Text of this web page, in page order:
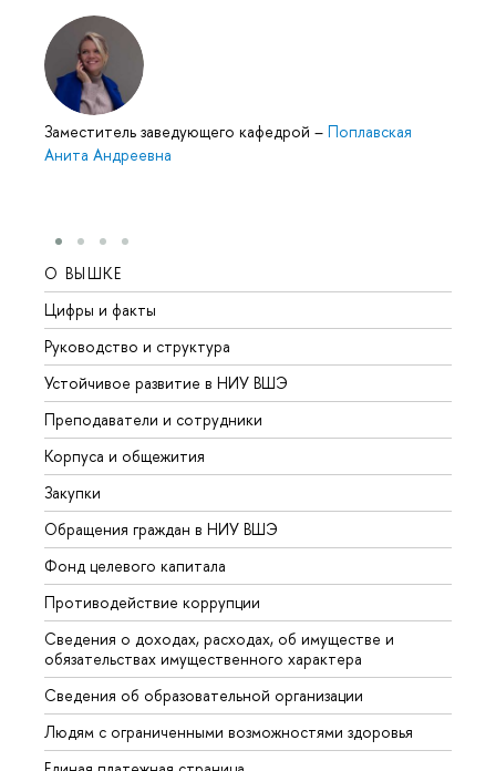
Заместитель заведующего кафедрой – Поплавская
Анита Андреевна
О ВЫШКЕ
Цифры и факты
Руководство и структура
Устойчивое развитие в НИУ ВШЭ
Преподаватели и сотрудники
Корпуса и общежития
Закупки
Обращения граждан в НИУ ВШЭ
Фонд целевого капитала
Противодействие коррупции
Сведения о доходах, расходах, об имуществе и
обязательствах имущественного характера
Сведения об образовательной организации
Людям с ограниченными возможностями здоровья